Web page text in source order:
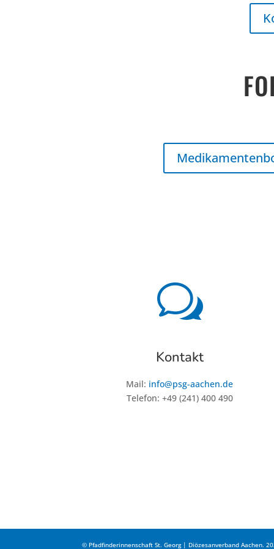
w
Kontakt
Mail: info@psg-aachen.de
Telefon: +49 (241) 400 490
© Pfadfinderinnenschaft St. Georg | Diözesanverband Aachen.